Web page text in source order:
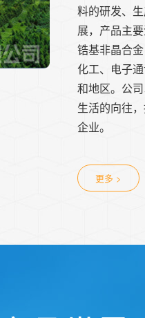
料的研发、
展，产品主
锆基非晶合
化工、电子
和地区。公
生活的向往
企业。
更多 >